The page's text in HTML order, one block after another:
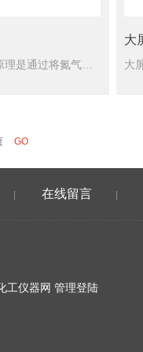
大
| 在线留言 |
工仪器网 管理登陆